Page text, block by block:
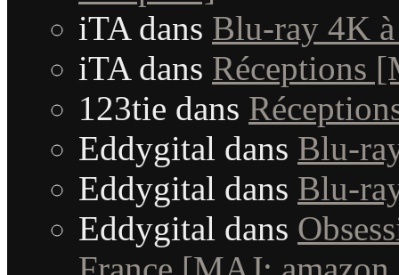
iTAdans Blu-ray 4K
iTAdans Réceptions
123tie dans
Eddygital dans Blu-
Eddygital dans Blu-
Eddygital dans